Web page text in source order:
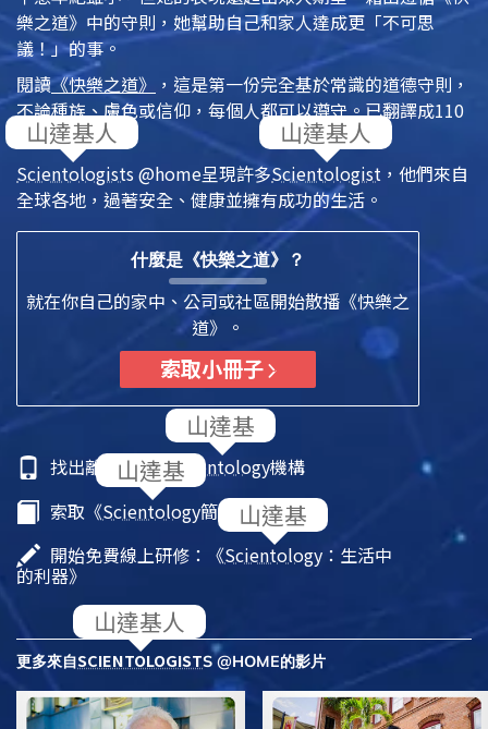
樂之道》 中的守則，她幫助自己和家人達成更「不可思
議！」的事。
閱讀《快樂之道》 ，這是第一份完全基於常識的道德守則，
不論種族、膚色或信仰，每個人都可以遵守。已翻譯成110
多種語言。
Scientologists @home呈現許多Scientologist ，他們來自
全球各地，過著安全、健康並擁有成功的生活。
什麼是《快樂之道》？
就在你自己的家中、公司或社區開始散播《快樂之
道》。
索取小冊子
找出離你最近的Scientology機構
索取《Scientology簡介》小冊子
開始免費線上研修：《Scientology ：生活中
的利器》
更多來自SCIENTOLOGISTS @HOME的影片